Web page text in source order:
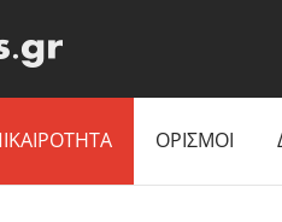
ΟΡΙΣΜΟΙ